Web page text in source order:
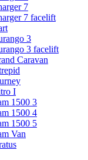
7
7 facelift
3
3 facelift
Caravan
I
1500 3
1500 4
1500 5
Van